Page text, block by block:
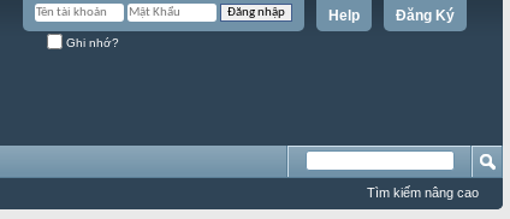
Đăng Ký
Help
Ghi nhớ?
Tìm kiếm nâng cao